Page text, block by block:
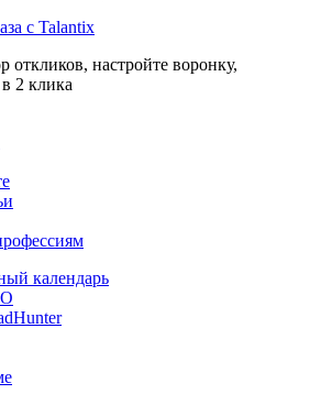
с Talantix
откликов, настройте воронку,
2 клика
календарь